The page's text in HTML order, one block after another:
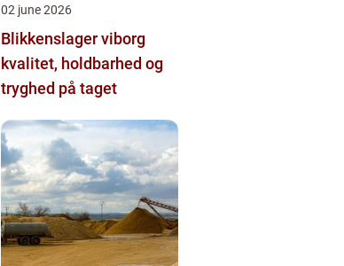
02 june 2026
Blikkenslager viborg
kvalitet, holdbarhed og
tryghed på taget